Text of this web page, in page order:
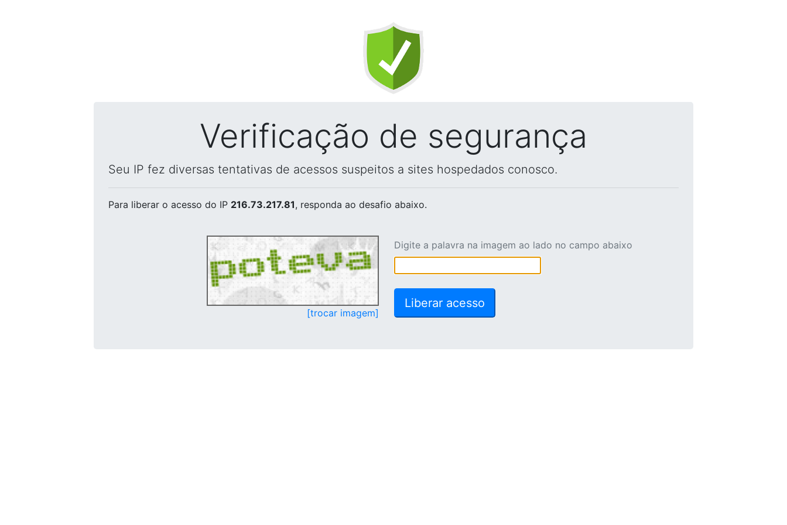
Verificação de segurança
Seu IP fez diversas tentativas de acessos suspeitos a sites hospedados conosco.
Para liberar o acesso do IP 216.73.217.81, responda ao desafio abaixo.
[trocar imagem]
Digite a palavra na imagem ao lado no campo abaixo